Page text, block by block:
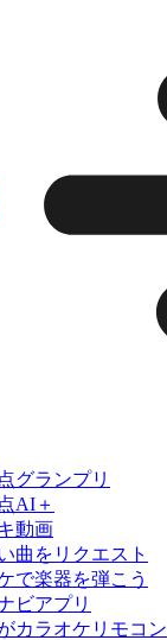
グランプリ
AI＋
動画
曲をリクエスト
で楽器を弾こう
ビアプリ
カラオケリモコン